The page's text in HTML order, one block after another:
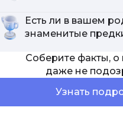
Есть ли в вашем
знаменитые
Соберите факты, о
даже не
Узнать